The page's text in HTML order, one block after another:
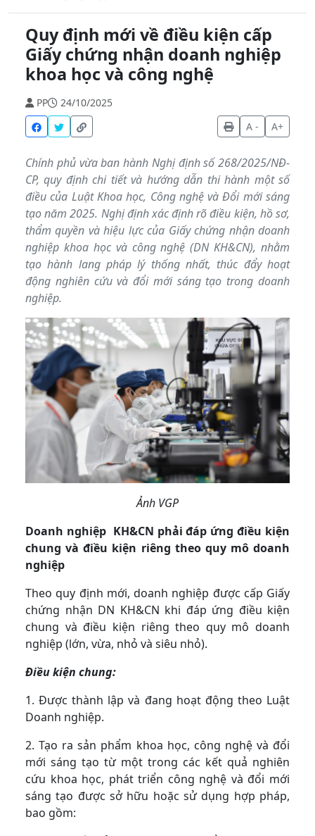
Quy định mới về điều kiện cấp
Giấy chứng nhận doanh nghiệp
khoa học và công nghệ
PP
24/10/2025
A -
A+
Chính phủ vừa ban hành Nghị định số 268/2025/NĐ-
CP, quy định chi tiết và hướng dẫn thi hành một số
điều của Luật Khoa học, Công nghệ và Đổi mới sáng
tạo năm 2025. Nghị định xác định rõ điều kiện, hồ sơ,
thẩm quyền và hiệu lực của Giấy chứng nhận doanh
nghiệp khoa học và công nghệ (DN KH&CN), nhằm
tạo hành lang pháp lý thống nhất, thúc đẩy hoạt
động nghiên cứu và đổi mới sáng tạo trong doanh
nghiệp.
Ảnh VGP
Doanh nghiệp KH&CN phải đáp ứng điều kiện
chung và điều kiện riêng theo quy mô doanh
nghiệp
Theo quy định mới, doanh nghiệp được cấp Giấy
chứng nhận DN KH&CN khi đáp ứng điều kiện
chung và điều kiện riêng theo quy mô doanh
nghiệp (lớn, vừa, nhỏ và siêu nhỏ).
Điều kiện chung:
1. Được thành lập và đang hoạt động theo Luật
Doanh nghiệp.
2. Tạo ra sản phẩm khoa học, công nghệ và đổi
mới sáng tạo từ một trong các kết quả nghiên
cứu khoa học, phát triển công nghệ và đổi mới
sáng tạo được sở hữu hoặc sử dụng hợp pháp,
bao gồm: